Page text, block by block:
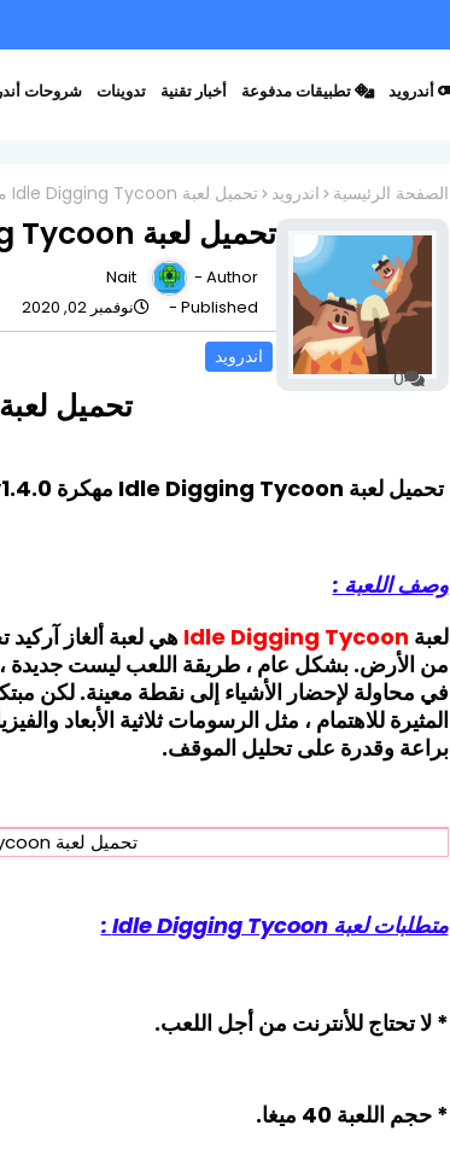
شروحات تدوينات أخبار تقنية تطبيقات مدفوعة أندرويد
الصفحة الرئيسية اندرويد تحميل لعبة Idle Digging Tycoon مهكرة v1.4.0
تحميل لعبة Idle Digging Tycoon مهكرة v1.4.0
Author -
Nait
Published -
نوفمبر 02, 2020
اندرويد
0
تحميل لعبة Idle Digging Tycoon مهكرة v1.4.0
تحميل لعبة Idle Digging Tycoon مهكرة v1.4.0
وصف اللعبة :
لعبة
Idle Digging Tycoon
هي لعبة ألغاز
من الأرض. بشكل عام ، طريقة اللعب ليست جديدة
في محاولة لإحضار الأشياء إلى نقطة معينة. لكن
المثيرة للاهتمام ، مثل الرسومات ثلاثية الأبعاد
براعة وقدرة على تحليل الموقف.
تحميل لعبة Idle Digging Tycoon مهكرة
متطلبات لعبة Idle Digging Tycoon :
* لا تحتاج للأنترنت من أجل اللعب.
* حجم اللعبة 40 ميغا.